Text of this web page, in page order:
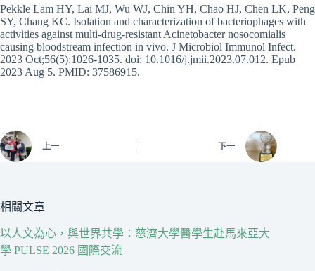
Pekkle Lam HY, Lai MJ, Wu WJ, Chin YH, Chao HJ, Chen LK, Peng
SY, Chang KC. Isolation and characterization of bacteriophages with
activities against multi-drug-resistant Acinetobacter nosocomialis
causing bloodstream infection in vivo. J Microbiol Immunol Infect.
2023 Oct;56(5):1026-1035. doi: 10.1016/j.jmii.2023.07.012. Epub
2023 Aug 5. PMID: 37586915.
上一 下一
相關文章
以人文為心，與世界共學：慈濟大學醫學生赴馬來亞大
學 PULSE 2026 國際交流